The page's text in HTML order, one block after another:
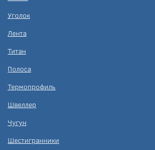
Уголок
Лента
Титан
Полоса
Термопрофиль
Швеллер
Чугун
Шестигранники